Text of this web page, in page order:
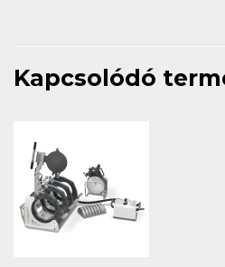
Kapcsolódó